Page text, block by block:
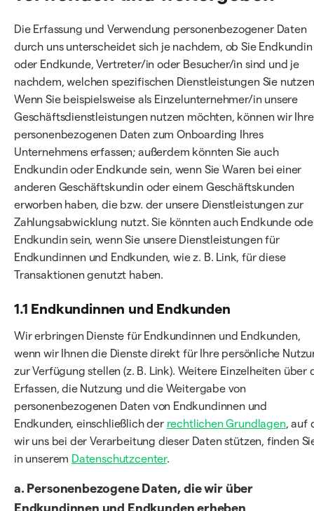
Die Erfassung und Verwendung personenbezogener Daten
durch uns unterscheidet sich je nachdem, ob Sie Endkundin
oder Endkunde, Vertreter/in oder Besucher/in sind und je
nachdem, welchen spezifischen Dienstleistungen Sie
Wenn Sie beispielsweise als Einzelunternehmer/in unsere
Geschäftsdienstleistungen nutzen möchten, können wir Ihre
personenbezogenen Daten zum Onboarding Ihres
Unternehmens erfassen; außerdem könnten Sie auch
Endkundin oder Endkunde sein, wenn Sie Waren bei einer
anderen Geschäftskundin oder einem Geschäftskunden
erworben haben, die bzw. der unsere Dienstleistungen zur
Zahlungsabwicklung nutzt. Sie könnten auch Endkunde
Endkundin sein, wenn Sie unsere Dienstleistungen für
Endkundinnen und Endkunden, wie z. B. Link, für diese
Transaktionen genutzt haben.
1.1 Endkundinnen und Endkunden
Wir erbringen Dienste für Endkundinnen und Endkunden,
wenn wir Ihnen die Dienste direkt für Ihre persönliche
zur Verfügung stellen (z. B. Link). Weitere Einzelheiten über
Erfassen, die Nutzung und die Weitergabe von
personenbezogenen Daten von Endkundinnen und
Endkunden, einschließlich der rechtlichen Grundlagen, auf
wir uns bei der Verarbeitung dieser Daten stützen, finden
in unserem Datenschutzcenter.
a. Personenbezogene Daten, die wir über
Endkundinnen und Endkunden erheben